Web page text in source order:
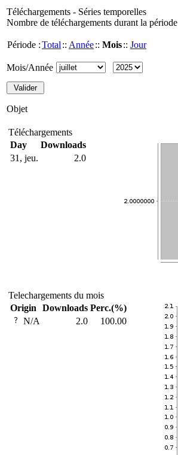
Téléchargements - Séries temporelles
Nombre de téléchargements durant la période
Période :Total :: Année:: Mois:: Jour
Mois/Année
Objet
Téléchargements
Day
Downloads
31, jeu.
2.0
Telechargements du mois
Origin
Downloads Perc.(%)
N/A
2.0 100.00